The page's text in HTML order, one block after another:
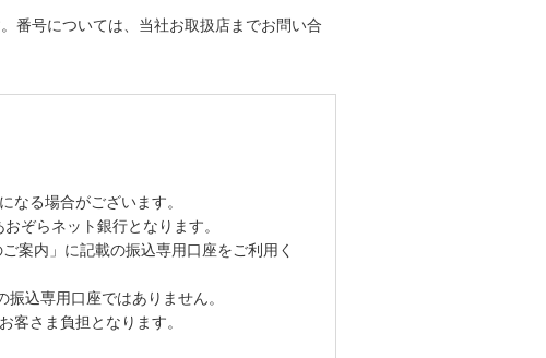
番号については、当社お取扱店までお問い合
なる場合がございます。
ぞらネット銀行となります。
案内」に記載の振込専用口座をご利用く
込専用口座ではありません。
客さま負担となります。